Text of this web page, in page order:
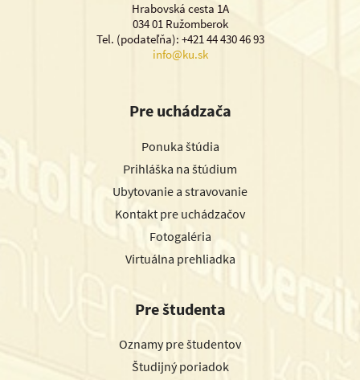
Hrabovská cesta 1A
034 01 Ružomberok
Tel. (podateľňa): +421 44 430 46 93
info@ku.sk
Pre uchádzača
Ponuka štúdia
Prihláška na štúdium
Ubytovanie a stravovanie
Kontakt pre uchádzačov
Fotogaléria
Virtuálna prehliadka
Pre študenta
Oznamy pre študentov
Študijný poriadok